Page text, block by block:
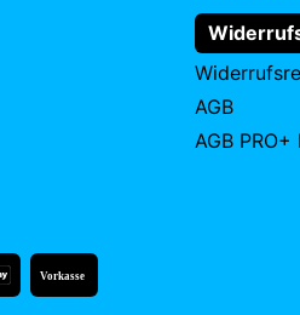
AGB
AGB
Vorkasse